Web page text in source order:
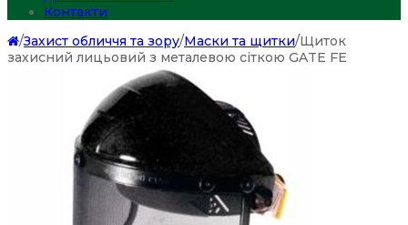
Контакти
/Захист обличчя та зору/Маски та щитки/Щиток
захисний лицьовий з металевою сіткою GATE FE